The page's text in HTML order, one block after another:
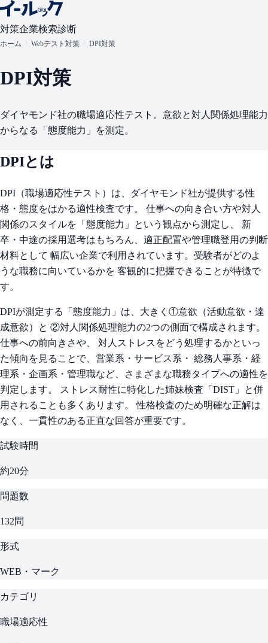
対策企業検索診断
ホーム Webテスト対策 DPI対策
DPI対策
ダイヤモンド社の職場適応性テスト。意欲と対人関係処理能力
からなる「態度能力」を測定。
DPIとは
DPI（職場適応性テスト）は、ダイヤモンド社が提供する性
格・態度をはかる適性検査です。 仕事への向き合い方や対人
関係のスタイルを「態度能力」という観点から測定し、 新
卒・中途の採用選考はもちろん、適正配置や管理職登用の判断
材料として 幅広い企業で利用されています。受験者がどのよ
うな職務に向いているかを 客観的に把握できることが特徴で
す。
DPIが測定する「態度能力」は、大きく①意欲（活動意欲・達
成意欲）と ②対人関係処理能力の2つの側面で構成されます。
仕事への前向きさや、 対人ストレスをどう処理するかといっ
た傾向を見ることで、営業系・サービス系・ 総務人事系・経
理系・企画系・管理職など、さまざまな職務タイプへの適性を
判定します。 ストレス耐性に特化した姉妹検査「DIST」と併
用されることも多くあります。 性格検査のため明確な正解は
なく、一貫性のある正直な回答が重要です。
試験時間
約20分
問題数
132問
形式
WEB・マーク
カテゴリ
職場適応性